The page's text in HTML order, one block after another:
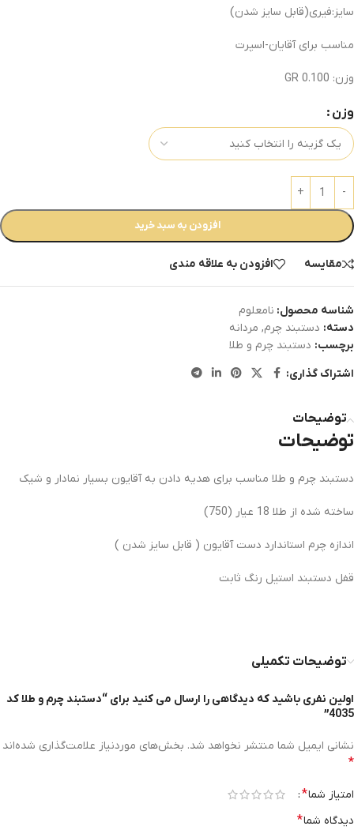
سایز:فیری(قابل سایز شدن)
مناسب برای آقایان-اسپرت
وزن: 0.100 GR
وزن
افزودن به سبد خرید
مقایسه افزودن به علاقه مندی
شناسه محصول: نامعلوم
دسته: دستبند چرم, مردانه
برچسب: دستبند چرم و طلا
اشتراک گذاری:
توضیحات
توضیحات
دستبند چرم و طلا مناسب برای هدیه دادن به آقایون بسیار نمادار و شیک
ساخته شده از طلا 18 عیار (750)
اندازه چرم استاندارد دست آقایون ( قابل سایز شدن )
قفل دستبند استیل رنگ ثابت
توضیحات تکمیلی
اولین نفری باشید که دیدگاهی را ارسال می کنید برای “دستبند چرم و طلا کد
4035”
نشانی ایمیل شما منتشر نخواهد شد. بخش‌های موردنیاز علامت‌گذاری شده‌اند
*
امتیاز شما*
دیدگاه شما*